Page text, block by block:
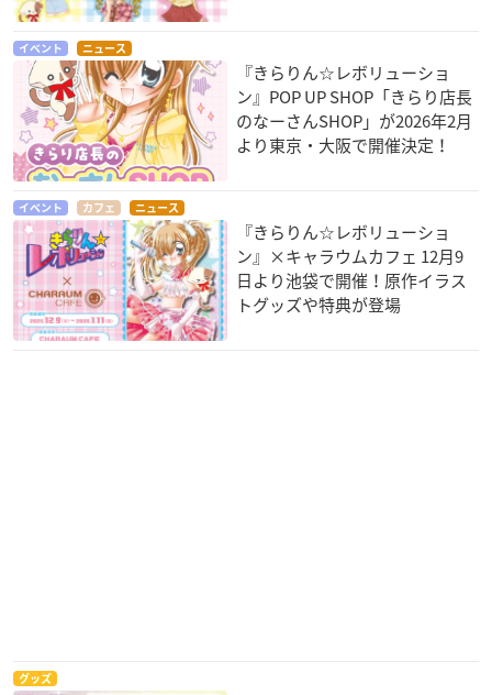
イベント ニュース
『きらりん☆レボリューショ
ン』POP UP SHOP「きらり店長
のなーさんSHOP」が2026年2月
より東京・大阪で開催決定！
イベント カフェ ニュース
『きらりん☆レボリューショ
ン』×キャラウムカフェ 12月9
日より池袋で開催！原作イラス
トグッズや特典が登場
グッズ